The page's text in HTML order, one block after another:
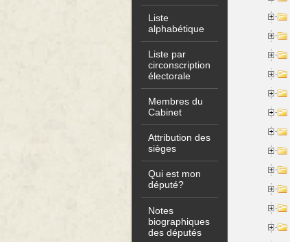
Liste
alphabétique
Liste par
circonscription
électorale
Membres du
Cabinet
Attribution des
sièges
Qui est mon
député?
Notes
biographiques
des députés